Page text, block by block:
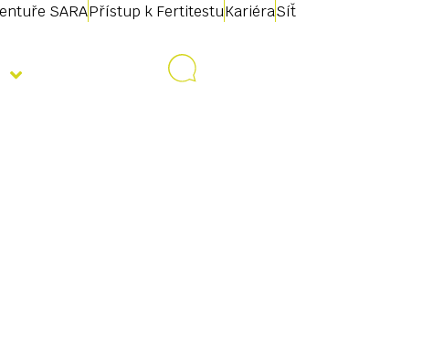
SARAPřístup k FertitestuKariéraSíť